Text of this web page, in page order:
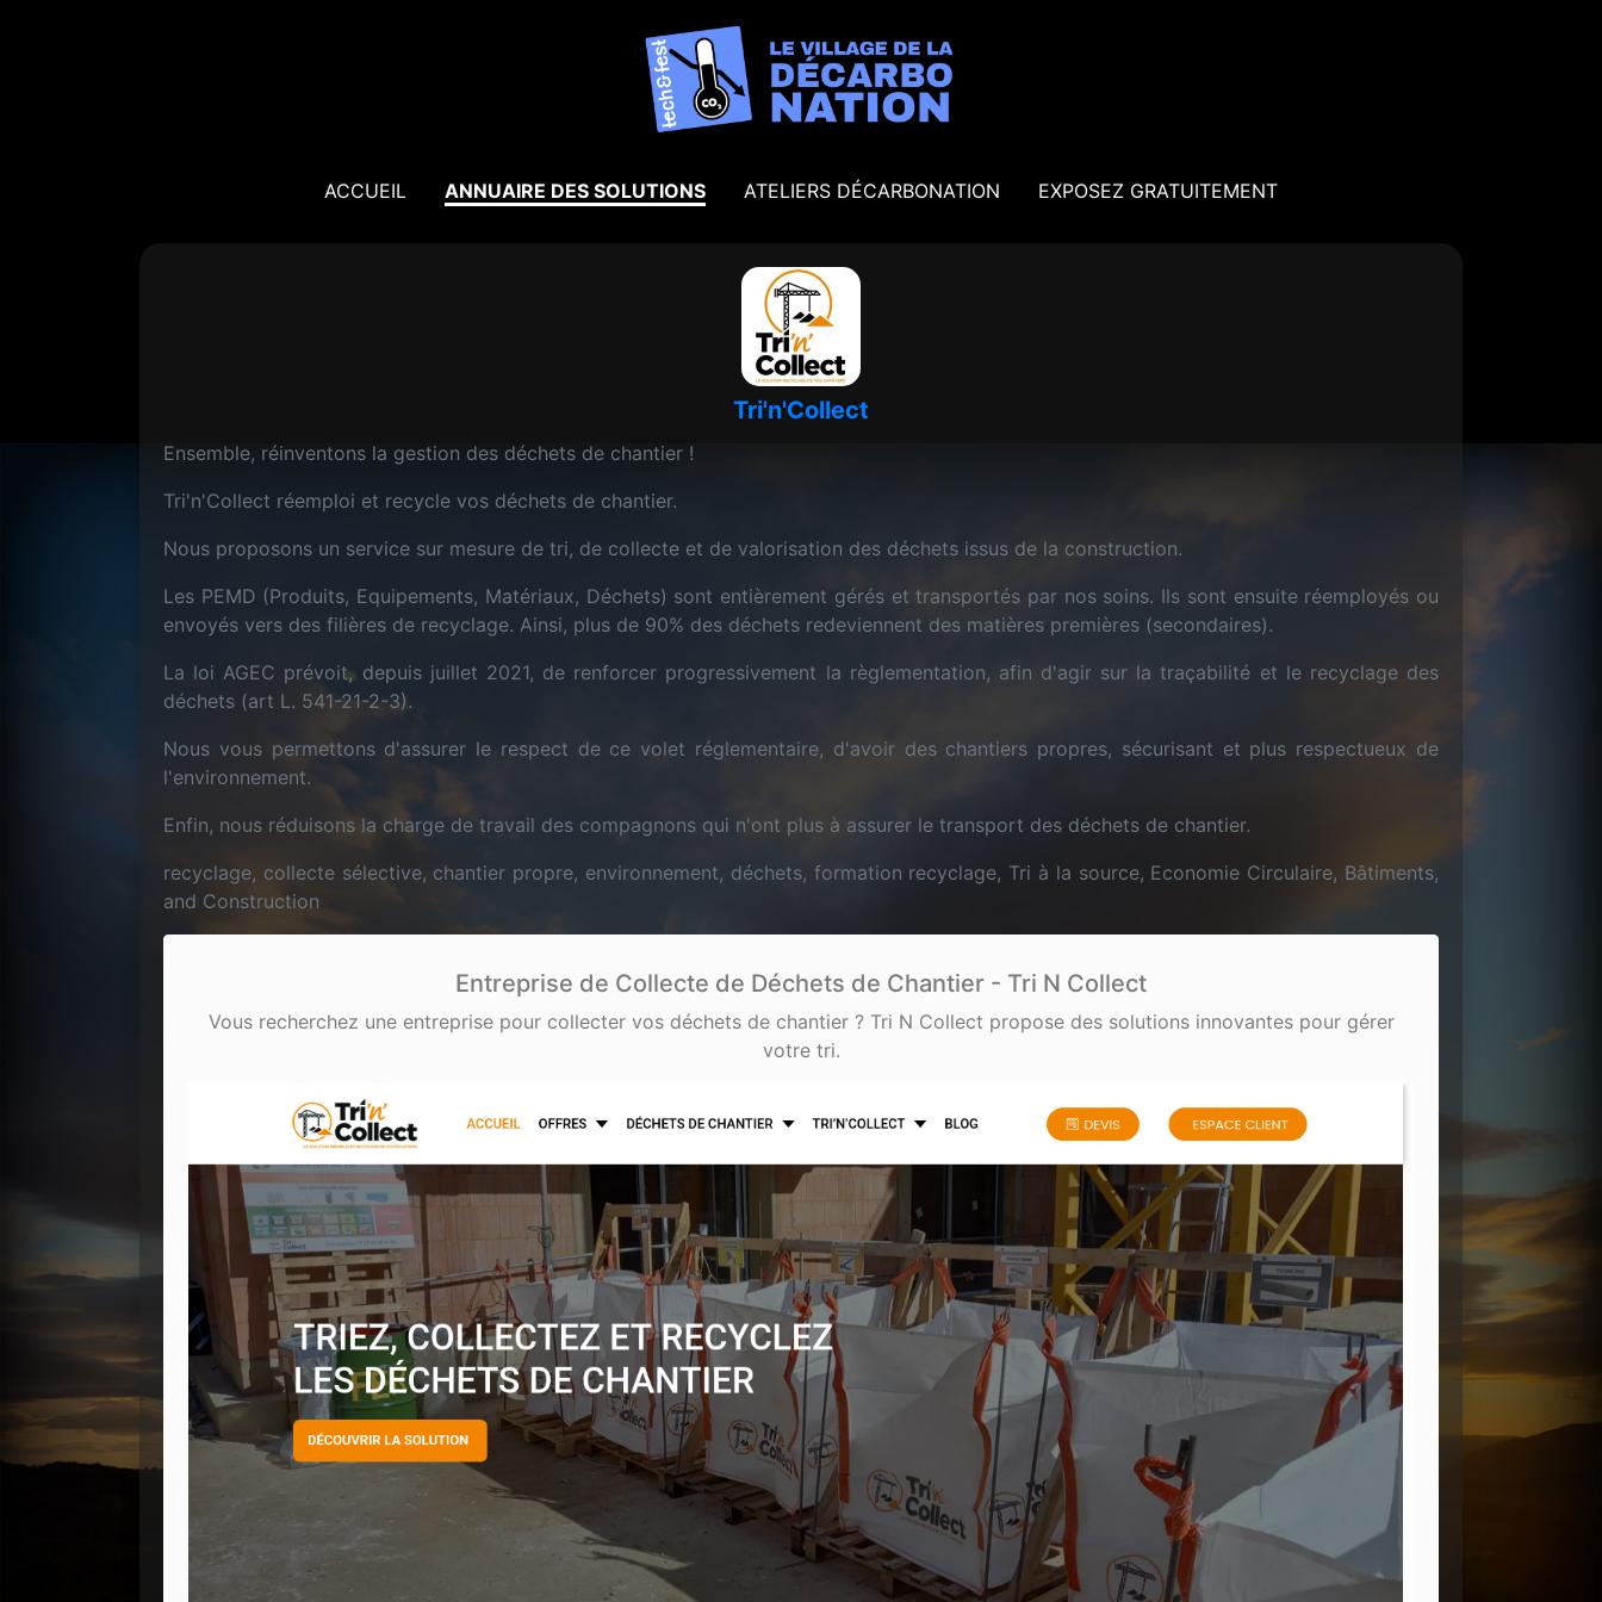
ACCUEIL ANNUAIRE DES SOLUTIONS ATELIERS DÉCARBONATION EXPOSEZ GRATUITEMENT
Tri'n'Collect
Ensemble, réinventons la gestion des déchets de chantier !
Tri'n'Collect réemploi et recycle vos déchets de chantier.
Nous proposons un service sur mesure de tri, de collecte et de valorisation des déchets issus de la construction.
Les PEMD (Produits, Equipements, Matériaux, Déchets) sont entièrement gérés et transportés par nos soins. Ils sont ensuite réemployés ou
envoyés vers des filières de recyclage. Ainsi, plus de 90% des déchets redeviennent des matières premières (secondaires).
La loi AGEC prévoit, depuis juillet 2021, de renforcer progressivement la règlementation, afin d'agir sur la traçabilité et le recyclage des
déchets (art L. 541-21-2-3).
Nous vous permettons d'assurer le respect de ce volet réglementaire, d'avoir des chantiers propres, sécurisant et plus respectueux de
l'environnement.
Enfin, nous réduisons la charge de travail des compagnons qui n'ont plus à assurer le transport des déchets de chantier.
recyclage, collecte sélective, chantier propre, environnement, déchets, formation recyclage, Tri à la source, Economie Circulaire, Bâtiments,
and Construction
Entreprise de Collecte de Déchets de Chantier - Tri N Collect
Vous recherchez une entreprise pour collecter vos déchets de chantier ? Tri N Collect propose des solutions innovantes pour gérer
votre tri.